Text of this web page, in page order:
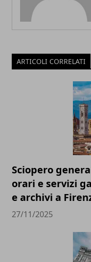
ARTICOLI CORRELATI
Sciopero
orari e servizi
e archivi a
27/11/2025